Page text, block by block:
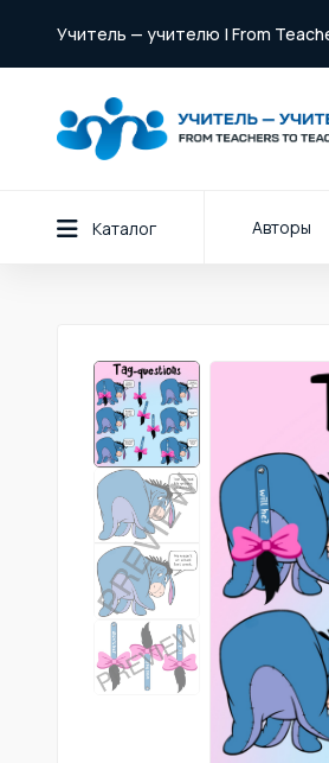
Учитель — учителю | From
Каталог Авторы